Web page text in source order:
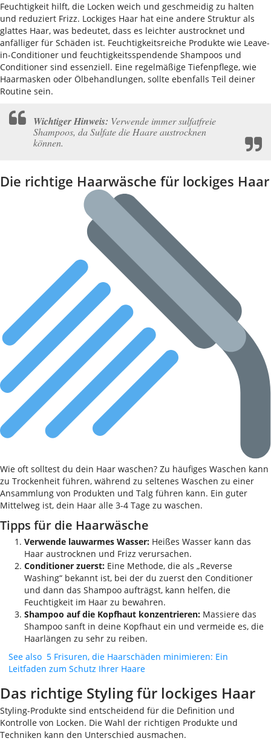
Feuchtigkeit hilft, die Locken weich und geschmeidig zu halten
und reduziert Frizz. Lockiges Haar hat eine andere Struktur als
glattes Haar, was bedeutet, dass es leichter austrocknet und
anfälliger für Schäden ist. Feuchtigkeitsreiche Produkte wie Leave-
in-Conditioner und feuchtigkeitsspendende Shampoos und
Conditioner sind essenziell. Eine regelmäßige Tiefenpflege, wie
Haarmasken oder Ölbehandlungen, sollte ebenfalls Teil deiner
Routine sein.
Wichtiger Hinweis: Verwende immer sulfatfreie
Shampoos, da Sulfate die Haare austrocknen
können.
Die richtige Haarwäsche für lockiges Haar
Wie oft solltest du dein Haar waschen? Zu häufiges Waschen kann
zu Trockenheit führen, während zu seltenes Waschen zu einer
Ansammlung von Produkten und Talg führen kann. Ein guter
Mittelweg ist, dein Haar alle 3-4 Tage zu waschen.
Tipps für die Haarwäsche
Verwende lauwarmes Wasser: Heißes Wasser kann das
Haar austrocknen und Frizz verursachen.
Conditioner zuerst: Eine Methode, die als „Reverse
Washing“ bekannt ist, bei der du zuerst den Conditioner
und dann das Shampoo aufträgst, kann helfen, die
Feuchtigkeit im Haar zu bewahren.
Shampoo auf die Kopfhaut konzentrieren: Massiere das
Shampoo sanft in deine Kopfhaut ein und vermeide es, die
Haarlängen zu sehr zu reiben.
See also 5 Frisuren, die Haarschäden minimieren: Ein
Leitfaden zum Schutz Ihrer Haare
Das richtige Styling für lockiges Haar
Styling-Produkte sind entscheidend für die Definition und
Kontrolle von Locken. Die Wahl der richtigen Produkte und
Techniken kann den Unterschied ausmachen.